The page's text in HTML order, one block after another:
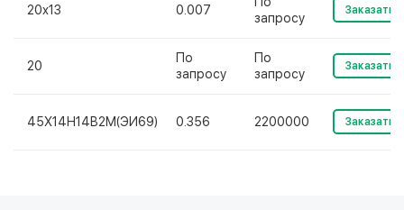
20х13 0.007
запросу
Заказать
20
По
запросу
По
запросу
Заказать
45Х14Н14В2М(ЭИ69) 0.356 2200000 Заказать